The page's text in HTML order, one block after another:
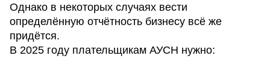
Однако в некоторых случаях вести
определённую отчётность бизнесу всё же
придётся.
В 2025 году плательщикам АУСН нужно: